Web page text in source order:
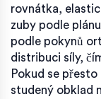
rovnátka,
zuby podle plánu
podle pokynů
distribuci síly,
Pokud se
studený obklad